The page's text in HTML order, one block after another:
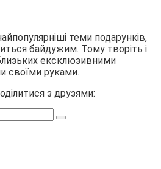
теми подарунків,
байдужим. Тому творіть і
ексклюзивними
своїми руками.
з друзями: